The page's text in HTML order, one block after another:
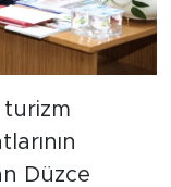
turizm
Düzce